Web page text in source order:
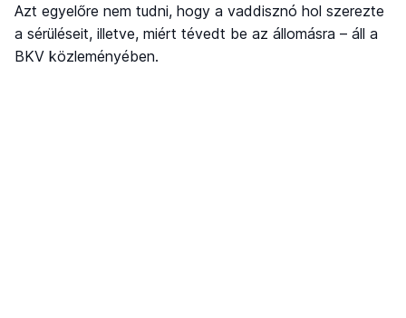
Azt egyelőre nem tudni, hogy a vaddisznó hol szerezte
a sérüléseit, illetve, miért tévedt be az állomásra – áll a
BKV közleményében.